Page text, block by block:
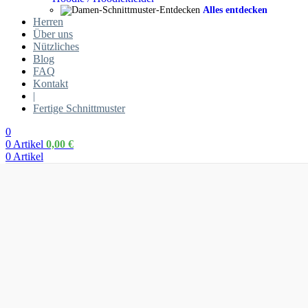
Alles entdecken
Herren
Über uns
Nützliches
Blog
FAQ
Kontakt
|
Fertige Schnittmuster
0
0 Artikel 0,00 €
0 Artikel